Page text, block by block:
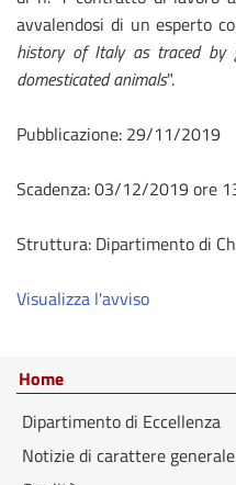
avvalendosi di un esperto
history of Italy as traced by
domesticated animals".
Pubblicazione: 29/11/2019
Scadenza: 03/12/2019 ore
Struttura: Dipartimento di
Visualizza l'avviso
Home
Dipartimento di Eccellenza
Notizie di carattere generale